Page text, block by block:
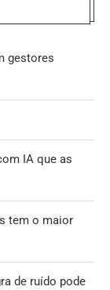
gestores
IA que as
tem o maior
de ruído pode